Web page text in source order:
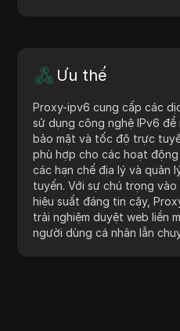
Ưu thế
Proxy-ipv6 cung cấp các
sử dụng công nghệ IPv6 để
bảo mật và tốc độ trực
phù hợp cho các hoạt
các hạn chế địa lý và quản
tuyến. Với sự chú trọng
hiệu suất đáng tin cậy,
trải nghiệm duyệt web liền
người dùng cá nhân lẫn